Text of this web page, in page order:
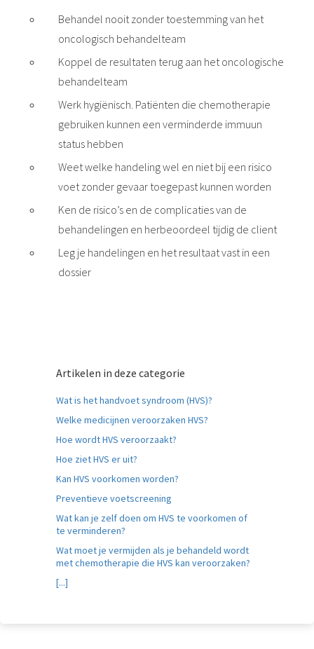
Behandel nooit zonder toestemming van het
oncologisch behandelteam
Koppel de resultaten terug aan het oncologische
behandelteam
Werk hygiënisch. Patiënten die chemotherapie
gebruiken kunnen een verminderde immuun
status hebben
Weet welke handeling wel en niet bij een risico
voet zonder gevaar toegepast kunnen worden
Ken de risico’s en de complicaties van de
behandelingen en herbeoordeel tijdig de client
Leg je handelingen en het resultaat vast in een
dossier
Artikelen in deze categorie
Wat is het handvoet syndroom (HVS)?
Welke medicijnen veroorzaken HVS?
Hoe wordt HVS veroorzaakt?
Hoe ziet HVS er uit?
Kan HVS voorkomen worden?
Preventieve voetscreening
Wat kan je zelf doen om HVS te voorkomen of
te verminderen?
Wat moet je vermijden als je behandeld wordt
met chemotherapie die HVS kan veroorzaken?
[...]